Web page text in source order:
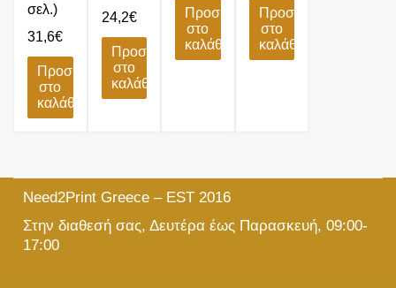
σελ.)
31,6€
Προσθήκη
στο
καλάθι
24,2€
Προσθήκη
στο
καλάθι
Προσθήκη
στο
καλάθι
Προσθήκη
στο
καλάθι
Need2Print Greece – EST 2016
Στην διαθεσή σας, Δευτέρα έως Παρασκευή, 09:00-
17:00